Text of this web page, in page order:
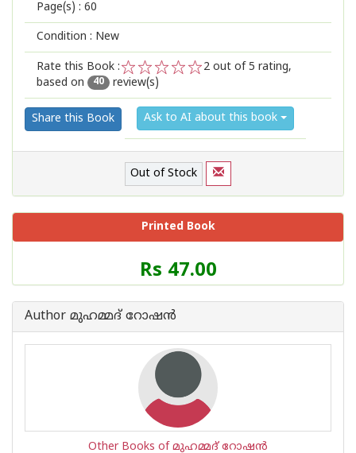
Page(s) : 60
Condition : New
Rate this Book :
3
2
1
2 out of 5 rating,
based on
40 review(s)
Share this Book Ask to AI about this book
Out of Stock
Printed Book
Price
of
Book
Rs 47.00
Author മുഹമ്മദ് റോഷന്‍
Other Books of മുഹമ്മദ് റോഷന്‍